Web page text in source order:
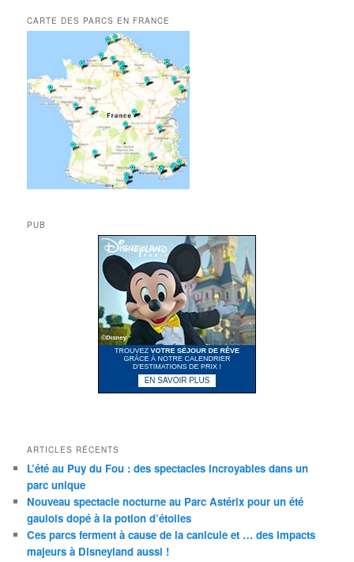
CARTE DES PARCS EN FRANCE
PUB
ARTICLES RÉCENTS
L’été au Puy du Fou : des spectacles incroyables dans un
parc unique
Nouveau spectacle nocturne au Parc Astérix pour un été
gaulois dopé à la potion d’étoiles
Ces parcs ferment à cause de la canicule et … des impacts
majeurs à Disneyland aussi !